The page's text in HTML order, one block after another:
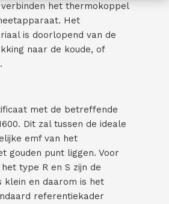
het thermokoppel
Het
is doorlopend van de
naar de koude, of
met de betreffende
Dit zal tussen de ideale
emf van het
gouden punt liggen. Voor
type R en S zijn de
en daarom is het
referentiekader